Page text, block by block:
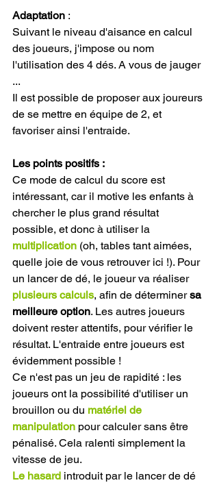
Adaptation :
Suivant le niveau d'aisance en calcul
des joueurs, j'impose ou nom
l'utilisation des 4 dés. A vous de jauger
...
Il est possible de proposer aux joureurs
de se mettre en équipe de 2, et
favoriser ainsi l'entraide.
Les points positifs :
Ce mode de calcul du score est
intéressant, car il motive les enfants à
chercher le plus grand résultat
possible, et donc à utiliser la
multiplication (oh, tables tant aimées,
quelle joie de vous retrouver ici !). Pour
un lancer de dé, le joueur va réaliser
plusieurs calculs, afin de déterminer sa
meilleure option. Les autres joueurs
doivent rester attentifs, pour vérifier le
résultat. L'entraide entre joueurs est
évidemment possible !
Ce n'est pas un jeu de rapidité : les
joueurs ont la possibilité d'utiliser un
brouillon ou du matériel de
manipulation pour calculer sans être
pénalisé. Cela ralenti simplement la
vitesse de jeu.
Le hasard introduit par le lancer de dé